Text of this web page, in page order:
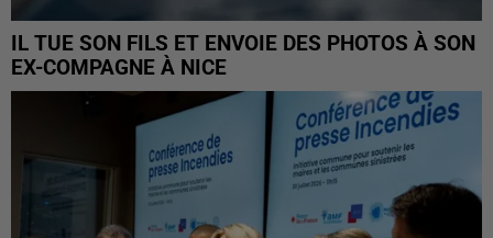
IL TUE SON FILS ET ENVOIE DES PHOTOS À SON
EX-COMPAGNE À NICE